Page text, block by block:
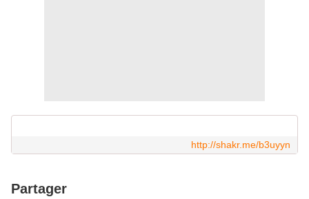
http://shakr.me/b3uyyn
Partager